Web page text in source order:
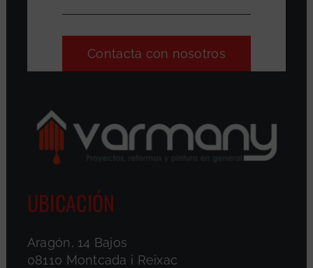
Contacta con nosotros
UBICACIÓN
Aragón, 14 Bajos
08110 Montcada i Reixac